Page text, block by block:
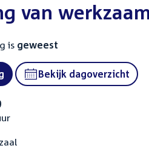
van
is geweest
link:
Bekijk dagoverzicht